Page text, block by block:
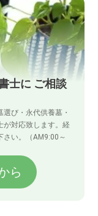
士に ご相談
び・永代供養墓・
が対応致します。経
さい。（AM9:00～
ら